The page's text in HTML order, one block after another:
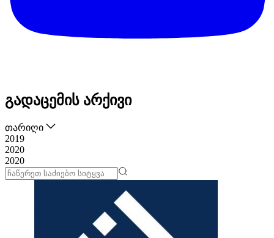
გადაცემის არქივი
თარიღი
2019
2020
2020